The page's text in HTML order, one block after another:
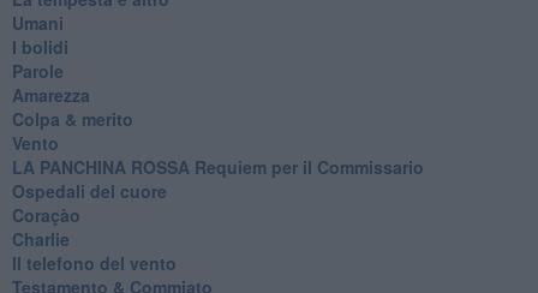
Umani
I bolidi
Parole
Amarezza
Colpa & merito
Vento
​LA PANCHINA ROSSA Requiem per il Commissario
Ospedali del cuore
Coraçào
Charlie
Il telefono del vento
Testamento & Commiato